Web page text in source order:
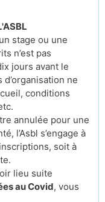
stage ou une
n’est pas
jours avant le
ne
conditions
annulée pour une
l’Asbl s’engage à
soit à
lieu suite
au Covid, vous